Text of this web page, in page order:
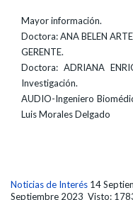
Mayor información.
Doctora: ANA BELEN
GERENTE.
Doctora: ADRIANA
Investigación.
AUDIO-Ingeniero
Luis Morales Delgado
Noticias de Interés 14
Septiembre 2023 Visto: